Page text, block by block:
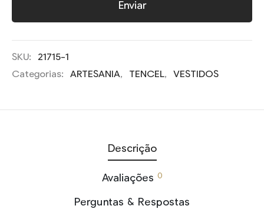
Enviar
SKU:
21715-1
Categorias:
ARTESANIA, TENCEL, VESTIDOS
Descrição
Avaliações 0
Perguntas & Respostas